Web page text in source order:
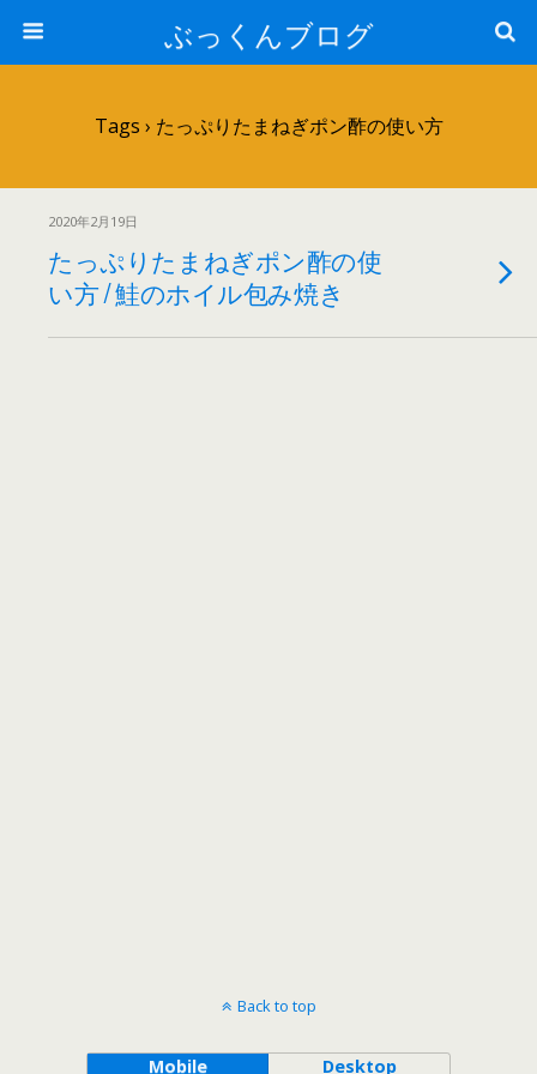
ぶっくんブログ
Tags › たっぷりたまねぎポン酢の使い方
2020年2月19日
たっぷりたまねぎポン酢の使
い方 / 鮭のホイル包み焼き
Back to top
Mobile Desktop